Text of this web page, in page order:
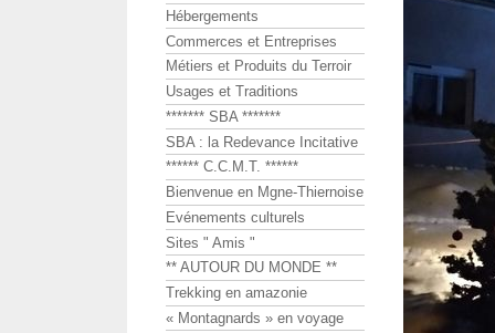
Hébergements
Commerces et Entreprises
Métiers et Produits du Terroir
Usages et Traditions
******* SBA *******
SBA : la Redevance Incitative
****** C.C.M.T. ******
Bienvenue en Mgne-Thiernoise
Evénements culturels
Sites " Amis "
** AUTOUR DU MONDE **
Trekking en amazonie
« Montagnards » en voyage